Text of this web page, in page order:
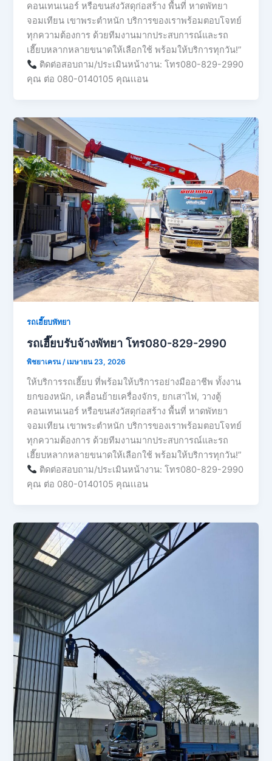
คอนเทนเนอร์ หรือขนส่งวัสดุก่อสร้าง พื้นที่ หาดพัทยา
จอมเทียน เขาพระตำหนัก บริการของเราพร้อมตอบโจทย์
ทุกความต้องการ ด้วยทีมงานมากประสบการณ์และรถ
เฮี๊ยบหลากหลายขนาดให้เลือกใช้ พร้อมให้บริการทุกวัน!”
ติดต่อสอบถาม/ประเมินหน้างาน: โทร080-829-2990
คุณ ต่อ 080-0140105 คุณเเอน
รถเฮี๊ยบพัทยา
รถเฮี๊ยบรับจ้างพัทยา โทร080-829-2990
พิชยาเครน/ เมษายน 23, 2026
ให้บริการรถเฮี๊ยบ ที่พร้อมให้บริการอย่างมืออาชีพ ทั้งงาน
ยกของหนัก, เคลื่อนย้ายเครื่องจักร, ยกเสาไฟ, วางตู้
คอนเทนเนอร์ หรือขนส่งวัสดุก่อสร้าง พื้นที่ หาดพัทยา
จอมเทียน เขาพระตำหนัก บริการของเราพร้อมตอบโจทย์
ทุกความต้องการ ด้วยทีมงานมากประสบการณ์และรถ
เฮี๊ยบหลากหลายขนาดให้เลือกใช้ พร้อมให้บริการทุกวัน!”
ติดต่อสอบถาม/ประเมินหน้างาน: โทร080-829-2990
คุณ ต่อ 080-0140105 คุณเเอน